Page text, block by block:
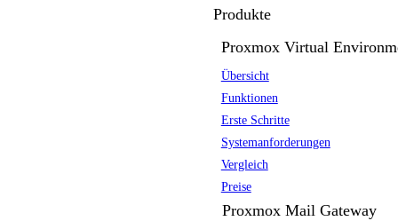
Produkte
Proxmox Virtual
Übersicht
Funktionen
Erste Schritte
Systemanforderungen
Vergleich
Preise
Proxmox Mail Gateway